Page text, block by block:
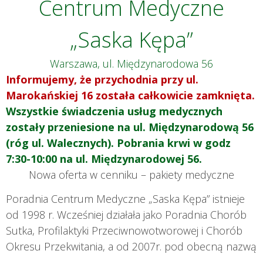
Centrum Medyczne
„Saska Kępa”
Warszawa, ul. Międzynarodowa 56
Informujemy, że przychodnia przy ul.
Marokańskiej 16 została całkowicie zamknięta.
Wszystkie świadczenia usług medycznych
zostały przeniesione na ul. Międzynarodową 56
(róg ul. Walecznych). Pobrania krwi w godz
7:30-10:00 na ul. Międzynarodowej 56.
Nowa oferta w cenniku – pakiety medyczne
Poradnia Centrum Medyczne „Saska Kępa” istnieje
od 1998 r. Wcześniej działała jako Poradnia Chorób
Sutka, Profilaktyki Przeciwnowotworowej i Chorób
Okresu Przekwitania, a od 2007r. pod obecną nazwą